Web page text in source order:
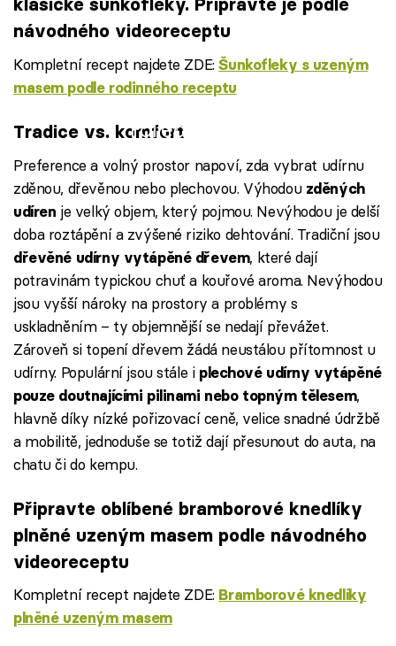
návodného videoreceptu
Kompletní recept najdete ZDE:Šunkofleky s uzeným
masem podle rodinného receptu
Failed to fetch
Tradice vs. komfort
Preference a volný prostor napoví, zda vybrat udírnu
zděnou, dřevěnou nebo plechovou. Výhodou zděných
udíren je velký objem, který pojmou. Nevýhodou je delší
doba roztápění a zvýšené riziko dehtování. Tradiční jsou
dřevěné udírny vytápěné dřevem, které dají
potravinám typickou chuť a kouřové aroma. Nevýhodou
jsou vyšší nároky na prostory a problémy s
uskladněním – ty objemnější se nedají převážet.
Zároveň si topení dřevem žádá neustálou přítomnost u
udírny. Populární jsou stále i plechové udírny vytápěné
pouze doutnajícími pilinami nebo topným tělesem,
hlavně díky nízké pořizovací ceně, velice snadné údržbě
a mobilitě, jednoduše se totiž dají přesunout do auta, na
chatu či do kempu.
Připravte oblíbené bramborové knedlíky
plněné uzeným masem podle návodného
videoreceptu
Kompletní recept najdete ZDE: Bramborové knedlíky
plněné uzeným masem